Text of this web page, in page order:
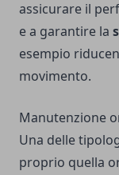
assicurare il
e a garantire la
esempio
movimento.
Manutenzione
Una delle
proprio quella